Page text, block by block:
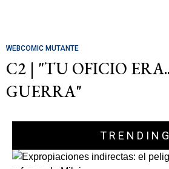
WEBCOMIC MUTANTE
C2 | "TU OFICIO
GUERRA"
TRENDING